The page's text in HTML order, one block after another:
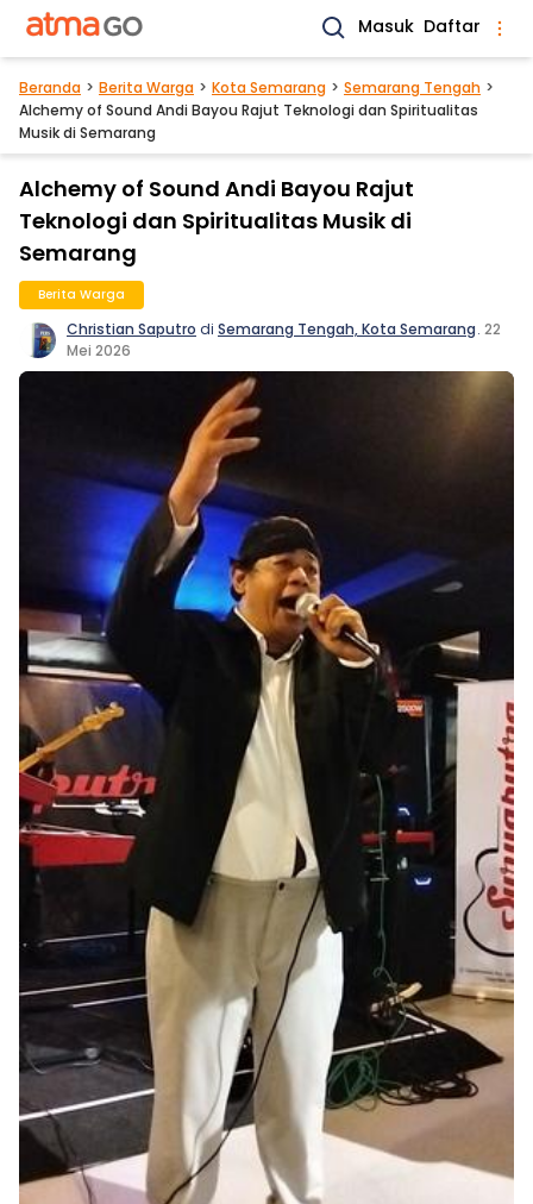
Masuk Daftar
Beranda Berita Warga Kota Semarang
Semarang Tengah
Alchemy of Sound Andi Bayou Rajut Teknologi dan Spiritualitas
Musik di Semarang
Alchemy of Sound Andi Bayou Rajut
Teknologi dan Spiritualitas Musik di
Semarang
Berita Warga
Christian Saputro di Semarang Tengah, Kota Semarang. 22
Mei 2026